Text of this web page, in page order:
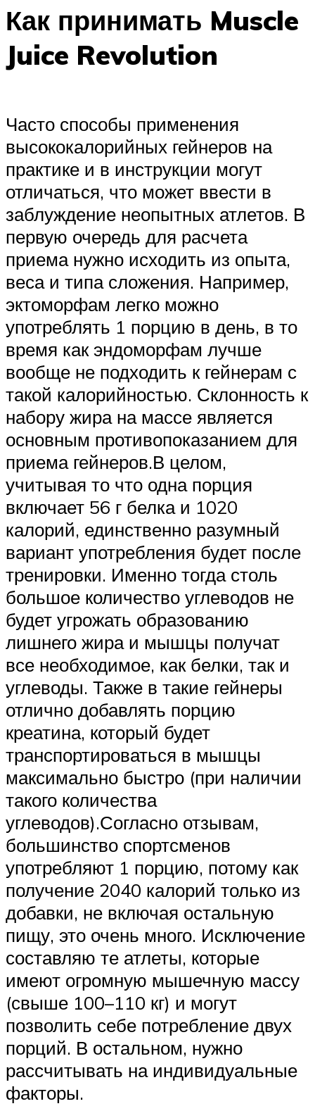
Как принимать Muscle
Juice Revolution
Часто способы применения
высококалорийных гейнеров на
практике и в инструкции могут
отличаться, что может ввести в
заблуждение неопытных атлетов. В
первую очередь для расчета
приема нужно исходить из опыта,
веса и типа сложения. Например,
эктоморфам легко можно
употреблять 1 порцию в день, в то
время как эндоморфам лучше
вообще не подходить к гейнерам с
такой калорийностью. Склонность к
набору жира на массе является
основным противопоказанием для
приема гейнеров.В целом,
учитывая то что одна порция
включает 56 г белка и 1020
калорий, единственно разумный
вариант употребления будет после
тренировки. Именно тогда столь
большое количество углеводов не
будет угрожать образованию
лишнего жира и мышцы получат
все необходимое, как белки, так и
углеводы. Также в такие гейнеры
отлично добавлять порцию
креатина, который будет
транспортироваться в мышцы
максимально быстро (при наличии
такого количества
углеводов).Согласно отзывам,
большинство спортсменов
употребляют 1 порцию, потому как
получение 2040 калорий только из
добавки, не включая остальную
пищу, это очень много. Исключение
составляю те атлеты, которые
имеют огромную мышечную массу
(свыше 100–110 кг) и могут
позволить себе потребление двух
порций. В остальном, нужно
рассчитывать на индивидуальные
факторы.